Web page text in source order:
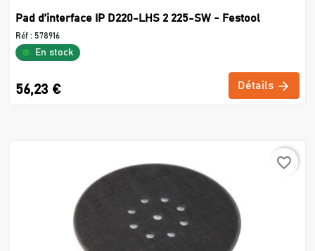
Pad d’interface IP D220-LHS 2 225-SW - Festool
Réf : 578916
En stock
56,23 € Détails
favorite_border